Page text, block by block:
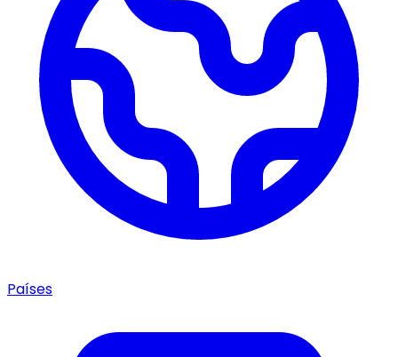
Países